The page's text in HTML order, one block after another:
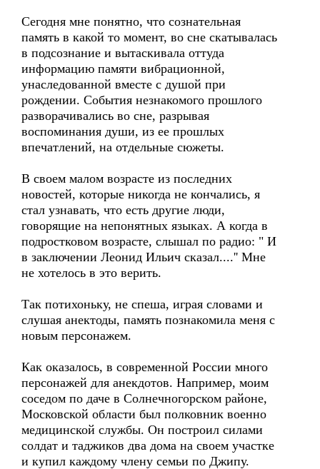
Сегодня мне понятно, что сознательная
память в какой то момент, во сне скатывалась
в подсознание и вытаскивала оттуда
информацию памяти вибрационной,
унаследованной вместе с душой при
рождении. События незнакомого прошлого
разворачивались во сне, разрывая
воспоминания души, из ее прошлых
впечатлений, на отдельные сюжеты.
В своем малом возрасте из последних
новостей, которые никогда не кончались, я
стал узнавать, что есть другие люди,
говорящие на непонятных языках. А когда в
подростковом возрасте, слышал по радио: " И
в заключении Леонид Ильич сказал....'' Мне
не хотелось в это верить.
Так потихоньку, не спеша, играя словами и
слушая анектоды, память познакомила меня с
новым персонажем.
Как оказалось, в современной России много
персонажей для анекдотов. Например, моим
соседом по даче в Солнечногорском районе,
Московской области был полковник военно
медицинской службы. Он построил силами
солдат и таджиков два дома на своем участке
и купил каждому члену семьи по Джипу.